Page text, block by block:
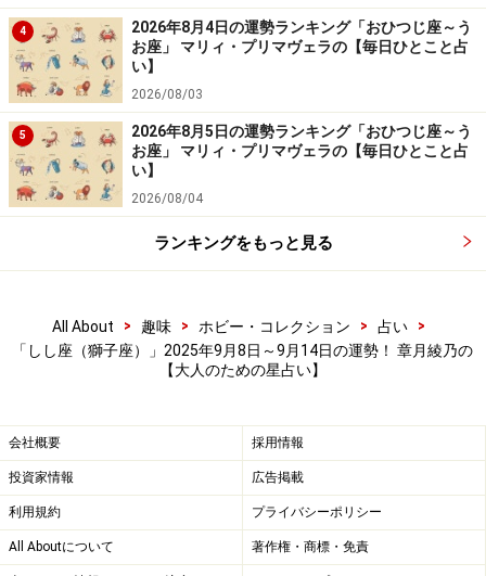
4
2026年8月4日の運勢ランキング「おひつじ座～う
お座」 マリィ・プリマヴェラの【毎日ひとこと占
い】
2026/08/03
5
2026年8月5日の運勢ランキング「おひつじ座～う
お座」 マリィ・プリマヴェラの【毎日ひとこと占
い】
2026/08/04
ランキングをもっと見る
All About > 趣味 > ホビー・コレクション > 占い
>
「しし座（獅子座）」2025年9月8日～9月14日の運勢！ 章月綾乃の
【大人のための星占い】
会社概要 採用情報
投資家情報 広告掲載
利用規約 プライバシーポリシー
All Aboutについて 著作権・商標・免責